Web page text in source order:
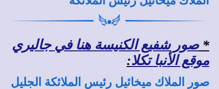
*صور شفيع الكنيسة هنا في جاليري
موقع الأنبا تكلا:
صور الملاك ميخائيل رئيس الملائكة الجليل